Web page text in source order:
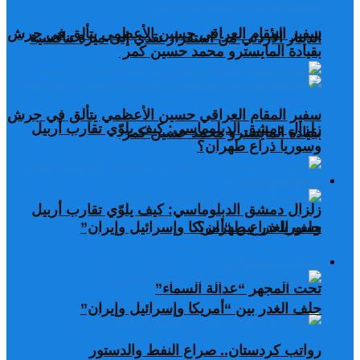
سفير المقام العراقي حسين الأعظمي يتألق في جرش
بقيادة المايسترو محمد حسين كمر
زلزال دمشق الدبلوماسي: كيف يلوّي تقارب أربيل
وسوريا ذراع طهران؟
حلف الغدر بين “أمريكا وإسرائيل وإيران”
تحت المجهر “عدالة السماء”
رواتب كردستان.. صراع النفط والدستور
الدينار الأردني من استقرار نقدي إلى ميزة تنافسية
سفير المقام العراقي حسين الأعظمي يتألق في جرش
بقيادة المايسترو محمد حسين كمر
زلزال دمشق الدبلوماسي: كيف يلوّي تقارب أربيل
وسوريا ذراع طهران؟
حلف الغدر بين “أمريكا وإسرائيل وإيران”